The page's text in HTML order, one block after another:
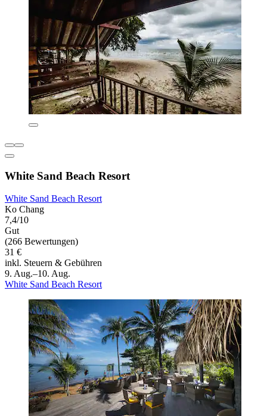
White Sand Beach Resort
White Sand Beach Resort
Ko Chang
7,4/10
Gut
(266 Bewertungen)
31 €
inkl. Steuern & Gebühren
9. Aug.–10. Aug.
White Sand Beach Resort